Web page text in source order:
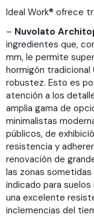
Ideal Work® ofrece
– Nuvolato
ingredientes que,
mm, le permite
hormigón
robustez. Esto es
atención a los
amplia gama de
minimalistas
públicos, de
resistencia y
renovación de
las zonas
indicado para
una excelente
inclemencias del